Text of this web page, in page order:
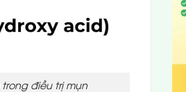
điều trị mụn